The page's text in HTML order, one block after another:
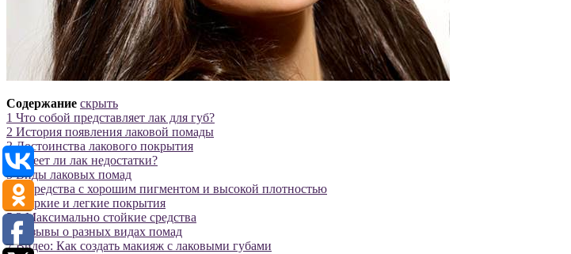
Содержание скрыть
1 Что собой представляет лак для губ?
2 История появления лаковой помады
3 Достоинства лакового покрытия
4 Имеет ли лак недостатки?
5 Виды лаковых помад
5.1
Средства с хорошим пигментом и высокой плотностью
5.2
Яркие и легкие покрытия
5.3 Максимально стойкие средства
6 Отзывы о разных видах помад
7 Видео: Как создать макияж с лаковыми губами